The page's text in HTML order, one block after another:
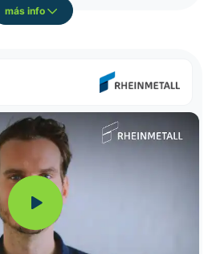
más info